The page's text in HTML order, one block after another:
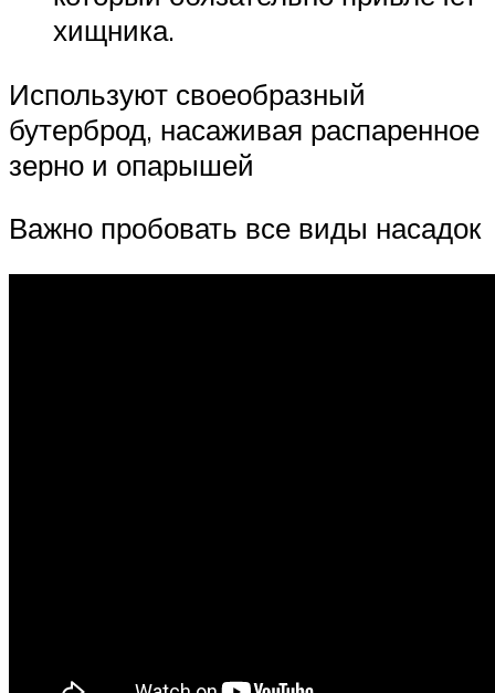
хищника.
Используют своеобразный
бутерброд, насаживая распаренное
зерно и опарышей
Важно пробовать все виды насадок